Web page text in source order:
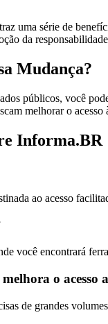
uma série de
da
Mudança?
públicos, você
melhorar o
Informa.BR
ao acesso
você encontrará
o acesso
de grandes